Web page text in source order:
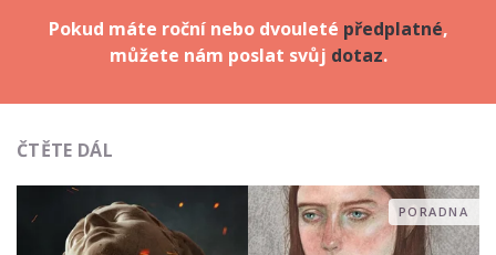
Pokud máte roční nebo dvouleté předplatné,
můžete nám poslat svůj dotaz.
ČTĚTE DÁL
PORADNA